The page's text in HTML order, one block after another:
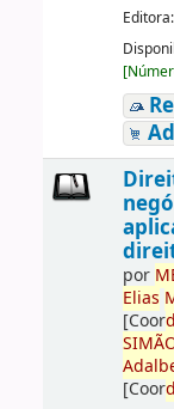
Editora:
[
por
Elias
[Coor
[Coor